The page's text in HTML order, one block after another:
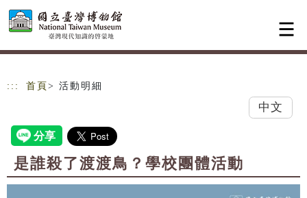
跳到主要內容
網站導覽
::: 首頁 > 活動明細
中文
是誰殺了渡渡鳥？學校團體活動